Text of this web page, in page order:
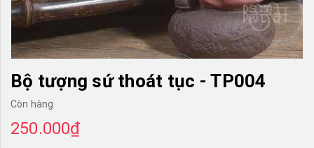
TƯ VẤN LIÊN HỆ
Bộ tượng sứ thoát tục - TP004
Còn hàng
250.000₫